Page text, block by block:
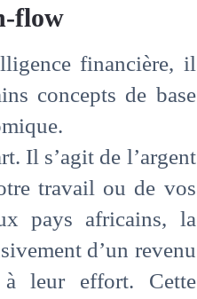
flow
financière, il
concepts de base
Il s’agit de l’argent
travail ou de vos
pays africains, la
d’un revenu
à leur effort. Cette